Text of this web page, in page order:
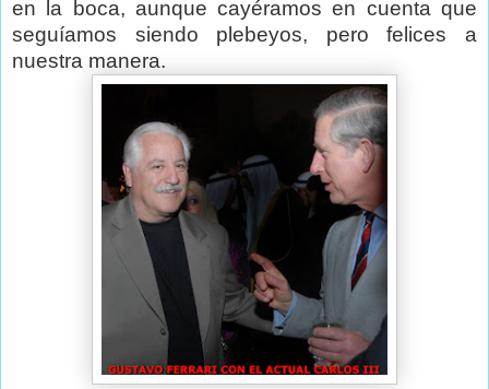
en la boca, aunque cayéramos en cuenta que
seguíamos siendo plebeyos, pero felices a
nuestra manera.